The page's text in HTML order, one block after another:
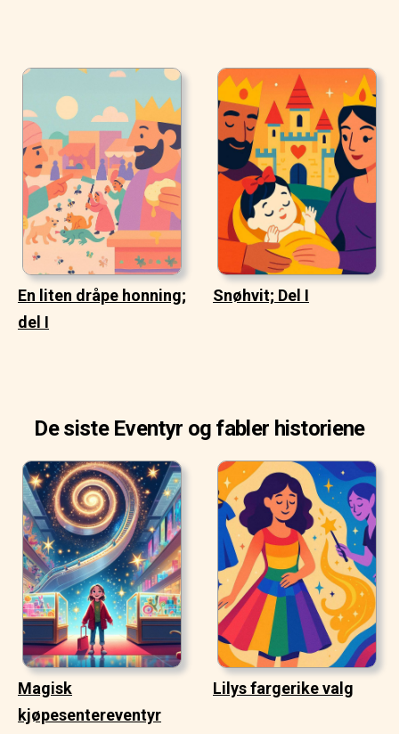
En liten dråpe honning;
del I
Snøhvit; Del I
De siste Eventyr og fabler historiene
Magisk
kjøpesentereventyr
Lilys fargerike valg